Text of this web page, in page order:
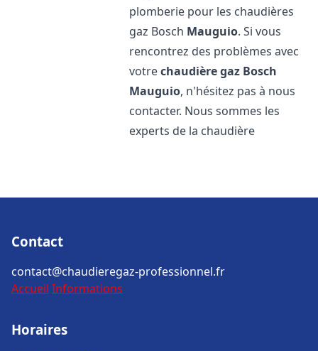
plomberie pour les chaudières
gaz Bosch Mauguio. Si vous
rencontrez des problèmes avec
votrechaudière gaz Bosch
Mauguio, n'hésitez pas à nous
contacter. Nous sommes les
experts de la chaudière
Contact
contact@chaudieregaz-professionnel.fr
Accueil Informations
Horaires